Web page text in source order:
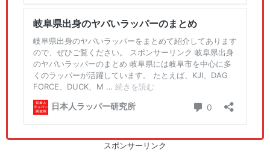
スポンサーリンク